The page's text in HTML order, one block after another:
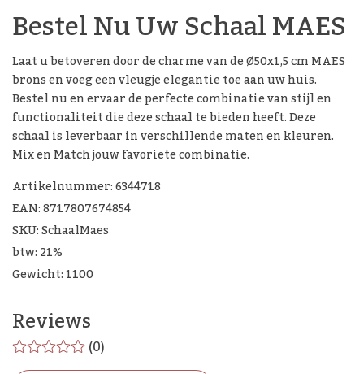
Bestel Nu Uw Schaal MAES
Laat u betoveren door de charme van de Ø50x1,5 cm MAES
brons en voeg een vleugje elegantie toe aan uw huis.
Bestel nu en ervaar de perfecte combinatie van stijl en
functionaliteit die deze schaal te bieden heeft. Deze
schaal is leverbaar in verschillende maten en kleuren.
Mix en Match jouw favoriete combinatie.
Artikelnummer: 6344718
EAN: 8717807674854
SKU: SchaalMaes
btw: 21%
Gewicht: 1100
Reviews
(0)